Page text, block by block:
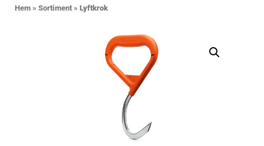
Hem » Sortiment » Lyftkrok